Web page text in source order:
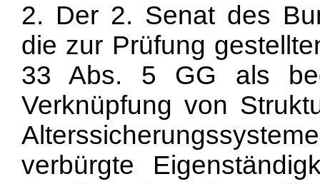
2. Der 2. Senat des
die zur Prüfung
33 Abs. 5 GG als
Verknüpfung von
verbürgte